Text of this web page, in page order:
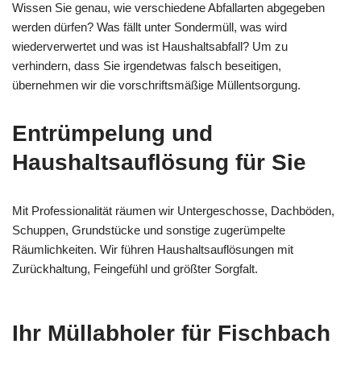
Wissen Sie genau, wie verschiedene Abfallarten abgegeben
werden dürfen? Was fällt unter Sondermüll, was wird
wiederverwertet und was ist Haushaltsabfall? Um zu
verhindern, dass Sie irgendetwas falsch beseitigen,
übernehmen wir die vorschriftsmäßige Müllentsorgung.
Entrümpelung und
Haushaltsauflösung für Sie
Mit Professionalität räumen wir Untergeschosse, Dachböden,
Schuppen, Grundstücke und sonstige zugerümpelte
Räumlichkeiten. Wir führen Haushaltsauflösungen mit
Zurückhaltung, Feingefühl und größter Sorgfalt.
Ihr Müllabholer für Fischbach